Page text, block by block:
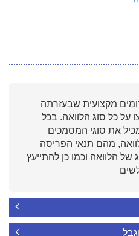
מקצועית שבעזרתה
על כל סוג הלוואה. בכל
את סוגי המסמכים
מהם תנאי הפריסה
של הלוואה וכמו כן להתייעץ